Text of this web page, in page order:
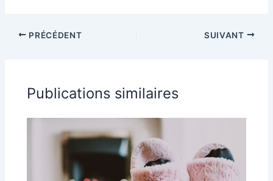
PRÉCÉDENT SUIVANT
Publications similaires